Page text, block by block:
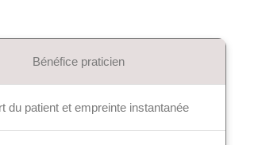
Bénéfice praticien
du patient et empreinte instantanée